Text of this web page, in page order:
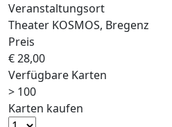
Veranstaltungsort
Theater KOSMOS, Bregenz
Preis
€ 28,00
Verfügbare Karten
> 100
Karten kaufen